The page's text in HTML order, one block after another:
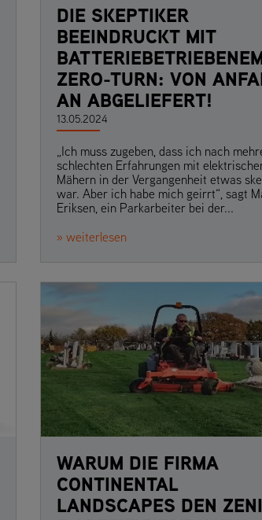
DIE SKEPTIKER
BEEINDRUCKT MIT
ZERO-TURN: VON
AN ABGELIEFERT!
13.05.2024
„Ich muss zugeben, dass ich nach
schlechten Erfahrungen mit
Mähern in der Vergangenheit etwas
war. Aber ich habe mich geirrt“, sagt
Eriksen, ein Parkarbeiter bei der...
» weiterlesen
WARUM DIE FIRMA
CONTINENTAL
LANDSCAPES DEN